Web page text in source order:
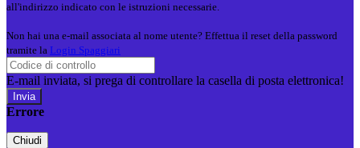
all'indirizzo indicato con le istruzioni necessarie.
Non hai una e-mail associata al nome utente? Effettua il reset della password
tramite la Login Spaggiari
E-mail inviata, si prega di controllare la casella di posta elettronica!
Errore
Chiudi